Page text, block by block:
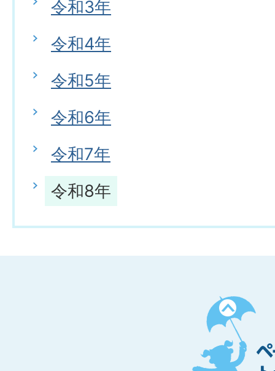
令和3年
令和4年
令和5年
令和6年
令和7年
令和8年
ペ
ー
ジ